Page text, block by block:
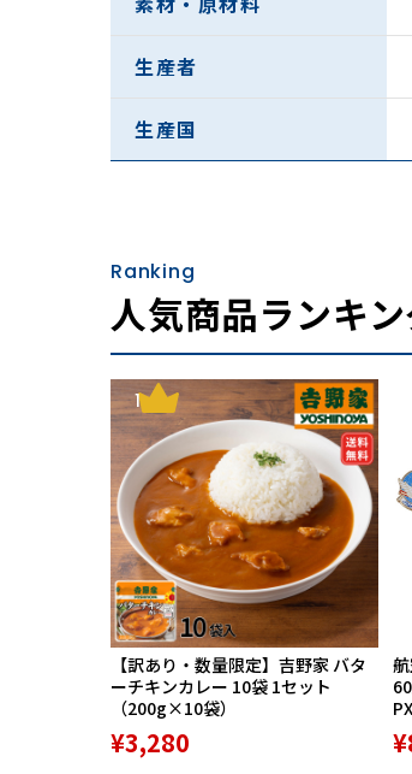
・握りやす
・たっぷり
生産者
生産国
Ranking
人気商品ランキ
1
【訳あり・数量限定】吉野家 バタ
ーチキンカレー 10袋 1セット
（200g×10袋）
¥3,280